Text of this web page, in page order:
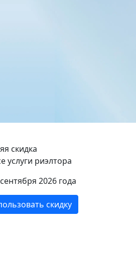
скидка
услуги риэлтора
2026 года
скидку